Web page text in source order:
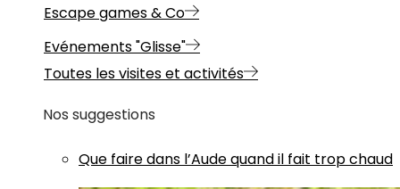
Escape games & Co
Evénements "Glisse"
Toutes les visites et activités
Nos suggestions
Que faire dans l’Aude quand il fait trop chaud